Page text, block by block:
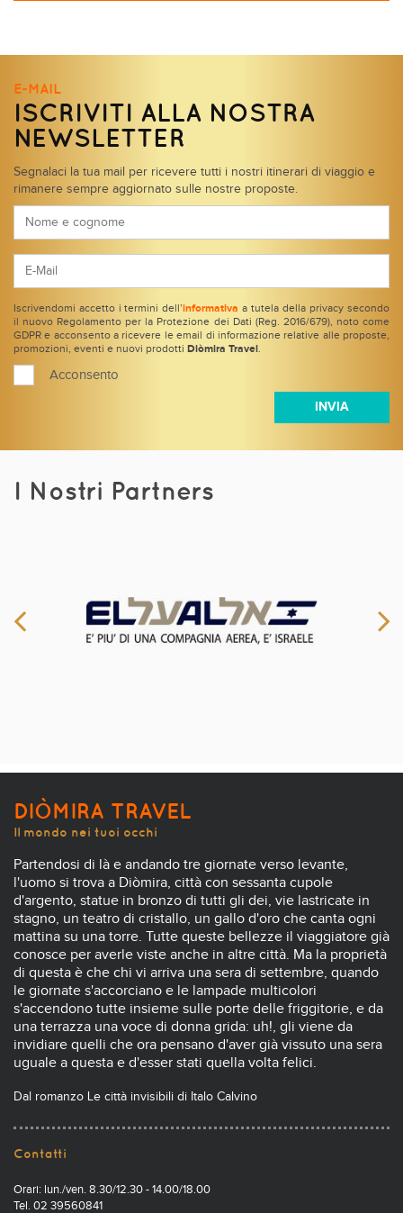
E-MAIL
ISCRIVITI ALLA NOSTRA
NEWSLETTER
Segnalaci la tua mail per ricevere tutti i nostri itinerari di viaggio e
rimanere sempre aggiornato sulle nostre proposte.
Iscrivendomi accetto i termini dell’ informativa a tutela della privacy secondo
il nuovo Regolamento per la Protezione dei Dati (Reg. 2016/679), noto come
GDPR e acconsento a ricevere le email di informazione relative alle proposte,
promozioni, eventi e nuovi prodotti Diòmira Travel .
Acconsento
I Nostri Partners
DIÒMIRA TRAVEL
Il mondo nei tuoi occhi
Partendosi di là e andando tre giornate verso levante,
l'uomo si trova a Diòmira, città con sessanta cupole
d'argento, statue in bronzo di tutti gli dei, vie lastricate in
stagno, un teatro di cristallo, un gallo d'oro che canta ogni
mattina su una torre. Tutte queste bellezze il viaggiatore già
conosce per averle viste anche in altre città. Ma la proprietà
di questa è che chi vi arriva una sera di settembre, quando
le giornate s'accorciano e le lampade multicolori
s'accendono tutte insieme sulle porte delle friggitorie, e da
una terrazza una voce di donna grida: uh!, gli viene da
invidiare quelli che ora pensano d'aver già vissuto una sera
uguale a questa e d'esser stati quella volta felici.
Dal romanzo Le città invisibili di Italo Calvino
Contatti
Orari: lun./ven. 8.30/12.30 - 14.00/18.00
Tel. 02 39560841